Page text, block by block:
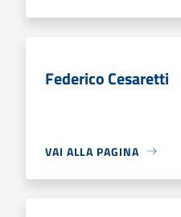
Federico Cesaretti
VAI ALLA PAGINA